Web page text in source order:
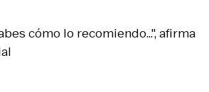
cómo lo recomiendo...", afirma